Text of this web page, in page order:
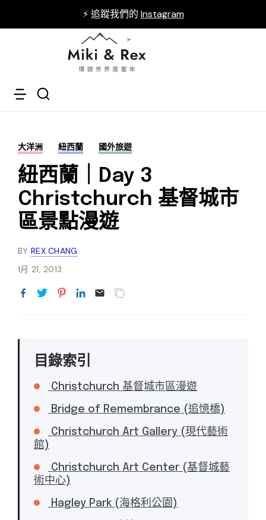
⚡ 追蹤我們的 Instagram
大洋洲 紐西蘭 國外旅遊
紐西蘭｜Day 3
Christchurch 基督城市
區景點漫遊
BY REX CHANG
1月 21, 2013
目錄索引
Christchurch 基督城市區漫遊
Bridge of Remembrance (追憶橋)
Christchurch Art Gallery (現代藝術
館)
Christchurch Art Center (基督城藝
術中心)
Hagley Park (海格利公園)